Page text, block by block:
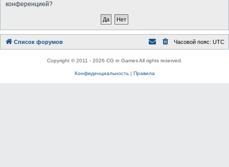
конференцией?
Список форумов Часовой пояс: UTC
Copyright © 2011 - 2026 CG in Games All rights reserved.
Конфиденциальность| Правила